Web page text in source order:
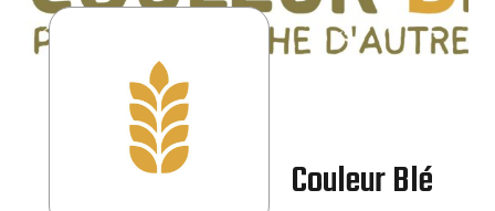
Couleur Blé